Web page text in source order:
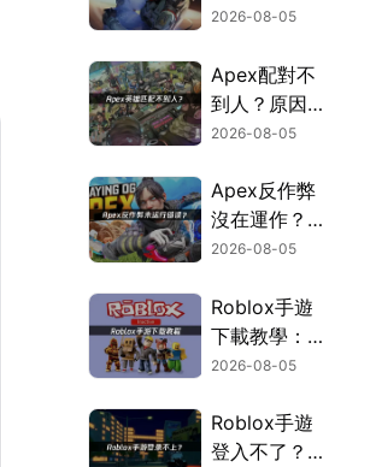
網路最佳化與
略！
2026-08-05
Apex配對不
到人？原因剖
析與快速解決
2026-08-05
Apex反作弊
沒在運作？三
個方法快速解
2026-08-05
Roblox手遊
下載教學：從
取得指南到登
2026-08-05
Roblox手遊
登入不了？原